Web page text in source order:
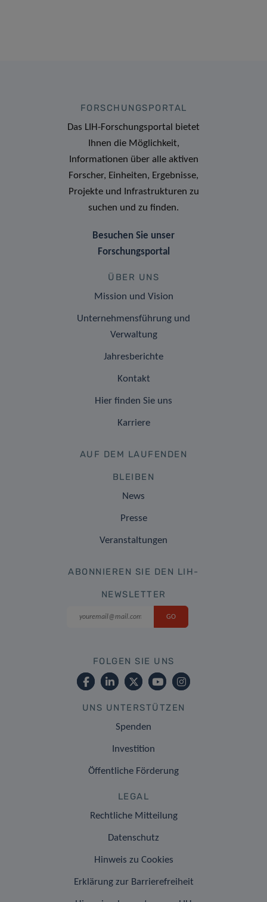
FORSCHUNGSPORTAL
Das LIH-Forschungsportal bietet
Ihnen die Möglichkeit,
Informationen über alle aktiven
Forscher, Einheiten, Ergebnisse,
Projekte und Infrastrukturen zu
suchen und zu finden.
Besuchen Sie unser
Forschungsportal
ÜBER UNS
Mission und Vision
Unternehmensführung und
Verwaltung
Jahresberichte
Kontakt
Hier finden Sie uns
Karriere
AUF DEM LAUFENDEN
BLEIBEN
News
Presse
Veranstaltungen
ABONNIEREN SIE DEN LIH-
NEWSLETTER
FOLGEN SIE UNS
UNS UNTERSTÜTZEN
Spenden
Investition
Öffentliche Förderung
LEGAL
Rechtliche Mitteilung
Datenschutz
Hinweis zu Cookies
Erklärung zur Barrierefreiheit